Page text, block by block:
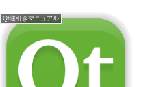
SC_HANDLE schSCManager;
SC_HANDLE schService; DW...
Qt逆引きマニュアル